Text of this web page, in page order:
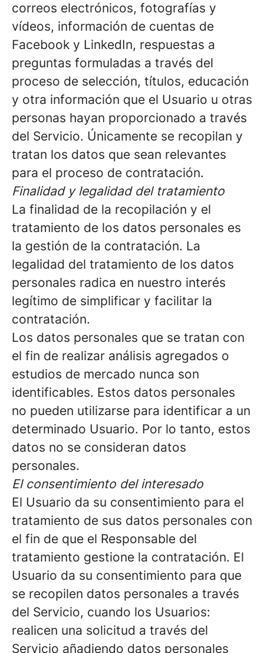
correos electrónicos, fotografías y
vídeos, información de cuentas de
Facebook y LinkedIn, respuestas a
preguntas formuladas a través del
proceso de selección, títulos, educación
y otra información que el Usuario u otras
personas hayan proporcionado a través
del Servicio. Únicamente se recopilan y
tratan los datos que sean relevantes
para el proceso de contratación.
Finalidad y legalidad del tratamiento
La finalidad de la recopilación y el
tratamiento de los datos personales es
la gestión de la contratación. La
legalidad del tratamiento de los datos
personales radica en nuestro interés
legítimo de simplificar y facilitar la
contratación.
Los datos personales que se tratan con
el fin de realizar análisis agregados o
estudios de mercado nunca son
identificables. Estos datos personales
no pueden utilizarse para identificar a un
determinado Usuario. Por lo tanto, estos
datos no se consideran datos
personales.
El consentimiento del interesado
El Usuario da su consentimiento para el
tratamiento de sus datos personales con
el fin de que el Responsable del
tratamiento gestione la contratación. El
Usuario da su consentimiento para que
se recopilen datos personales a través
del Servicio, cuando los Usuarios:
realicen una solicitud a través del
Servicio añadiendo datos personales